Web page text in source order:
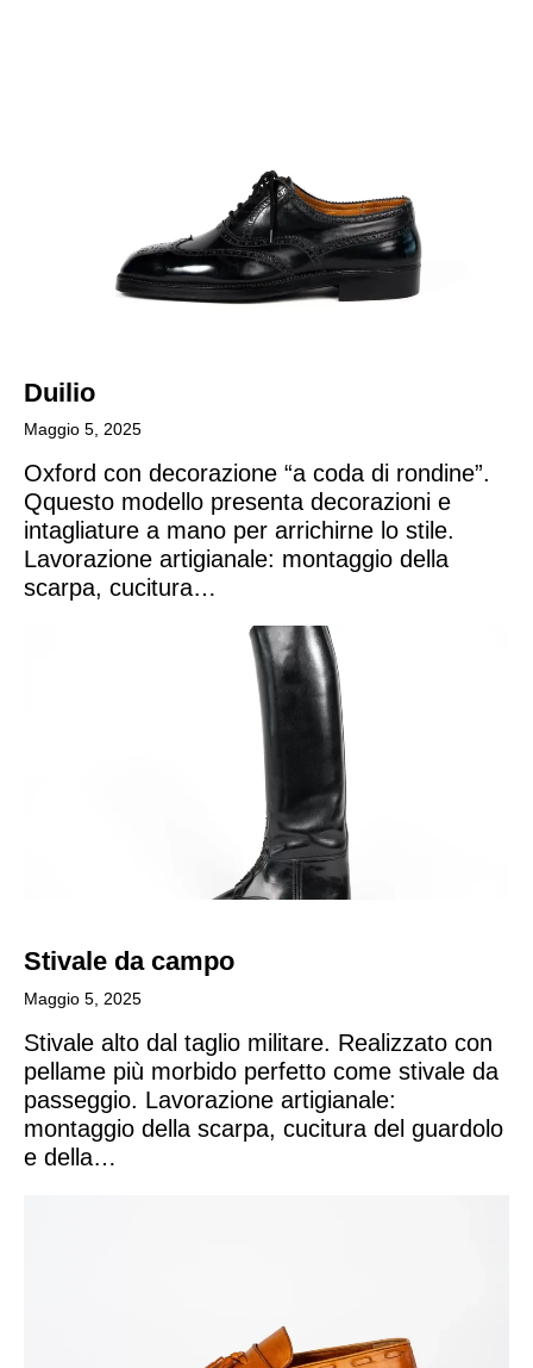
Remote Bespoke
Bespoke
Archivio
Contatti
Italiano
Duilio
Maggio 5, 2025
Oxford con decorazione “a coda di rondine”.
Qquesto modello presenta decorazioni e
intagliature a mano per arrichirne lo stile.
Lavorazione artigianale: montaggio della
scarpa, cucitura…
Stivale da campo​
Maggio 5, 2025
Stivale alto dal taglio militare. Realizzato con
pellame più morbido perfetto come stivale da
passeggio. Lavorazione artigianale:
montaggio della scarpa, cucitura del guardolo
e della…